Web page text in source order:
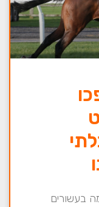
בעשורים